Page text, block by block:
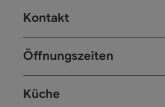
Kontakt
Öffnungszeiten
Küche